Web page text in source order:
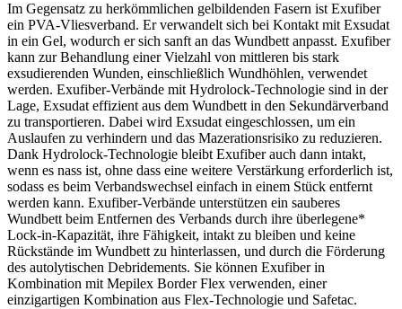
Im Gegensatz zu herkömmlichen gelbildenden Fasern ist Exufiber
ein PVA-Vliesverband. Er verwandelt sich bei Kontakt mit Exsudat
in ein Gel, wodurch er sich sanft an das Wundbett anpasst. Exufiber
kann zur Behandlung einer Vielzahl von mittleren bis stark
exsudierenden Wunden, einschließlich Wundhöhlen, verwendet
werden. Exufiber-Verbände mit Hydrolock-Technologie sind in der
Lage, Exsudat effizient aus dem Wundbett in den Sekundärverband
zu transportieren. Dabei wird Exsudat eingeschlossen, um ein
Auslaufen zu verhindern und das Mazerationsrisiko zu reduzieren.
Dank Hydrolock-Technologie bleibt Exufiber auch dann intakt,
wenn es nass ist, ohne dass eine weitere Verstärkung erforderlich ist,
sodass es beim Verbandswechsel einfach in einem Stück entfernt
werden kann. Exufiber-Verbände unterstützen ein sauberes
Wundbett beim Entfernen des Verbands durch ihre überlegene*
Lock-in-Kapazität, ihre Fähigkeit, intakt zu bleiben und keine
Rückstände im Wundbett zu hinterlassen, und durch die Förderung
des autolytischen Debridements. Sie können Exufiber in
Kombination mit Mepilex Border Flex verwenden, einer
einzigartigen Kombination aus Flex-Technologie und Safetac.